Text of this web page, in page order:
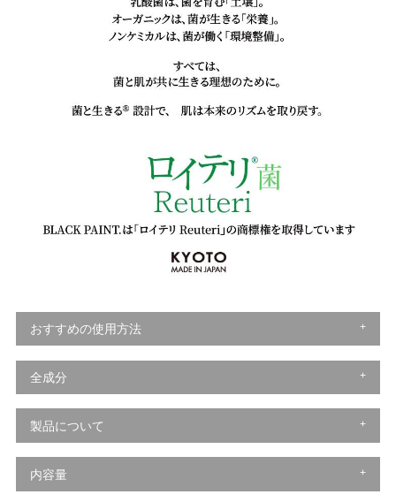
おすすめの使用方法
全成分
製品について
内容量